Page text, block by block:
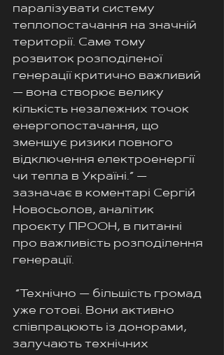
паралізувати систему
теплопостачання на значній
території. Саме тому
розвиток розподіленої
генерації критично важливий
— вона створює велику
кількість незалежних точок
енергопостачання, що
зменшує ризики повного
відключення електроенергії
чи тепла в Україні.” —
зазначає в коментарі Сергій
Новосьолов, аналітик
проєкту ПРООН, в питанні
про важливість розподілення
генерації.
“Технічно — більшість громад
уже готові. Вони активно
співпрацюють із донорами,
залучають технічних